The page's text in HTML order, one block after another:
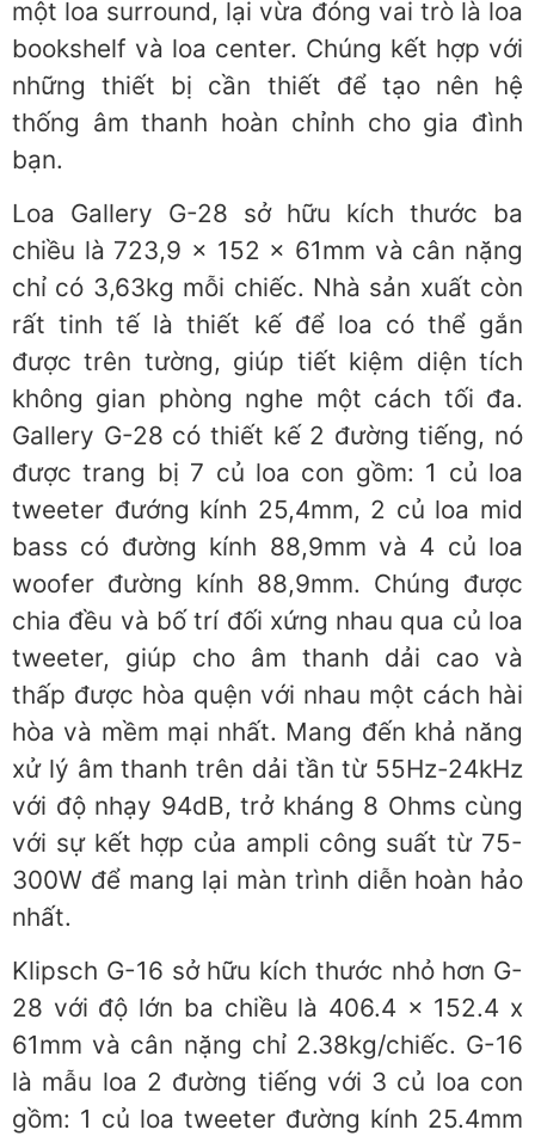
một loa surround, lại vừa đóng vai trò là loa
bookshelf và loa center. Chúng kết hợp với
những thiết bị cần thiết để tạo nên hệ
thống âm thanh hoàn chỉnh cho gia đình
bạn.
Loa Gallery G-28 sở hữu kích thước ba
chiều là 723,9 x 152 x 61mm và cân nặng
chỉ có 3,63kg mỗi chiếc. Nhà sản xuất còn
rất tinh tế là thiết kế để loa có thể gắn
được trên tường, giúp tiết kiệm diện tích
không gian phòng nghe một cách tối đa.
Gallery G-28 có thiết kế 2 đường tiếng, nó
được trang bị 7 củ loa con gồm: 1 củ loa
tweeter đướng kính 25,4mm, 2 củ loa mid
bass có đường kính 88,9mm và 4 củ loa
woofer đường kính 88,9mm. Chúng được
chia đều và bố trí đối xứng nhau qua củ loa
tweeter, giúp cho âm thanh dải cao và
thấp được hòa quện với nhau một cách hài
hòa và mềm mại nhất. Mang đến khả năng
xử lý âm thanh trên dải tần từ 55Hz-24kHz
với độ nhạy 94dB, trở kháng 8 Ohms cùng
với sự kết hợp của ampli công suất từ 75-
300W để mang lại màn trình diễn hoàn hảo
nhất.
Klipsch G-16 sở hữu kích thước nhỏ hơn G-
28 với độ lớn ba chiều là 406.4 x 152.4 x
61mm và cân nặng chỉ 2.38kg/chiếc. G-16
là mẫu loa 2 đường tiếng với 3 củ loa con
gồm: 1 củ loa tweeter đường kính 25.4mm